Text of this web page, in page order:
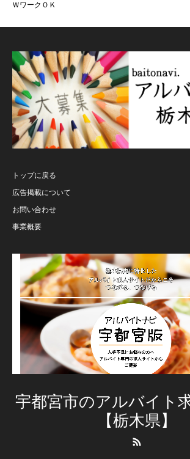
ＷワークＯＫ
トップに戻る
広告掲載について
お問い合わせ
事業概要
宇都宮市のアルバイト
【栃木県】